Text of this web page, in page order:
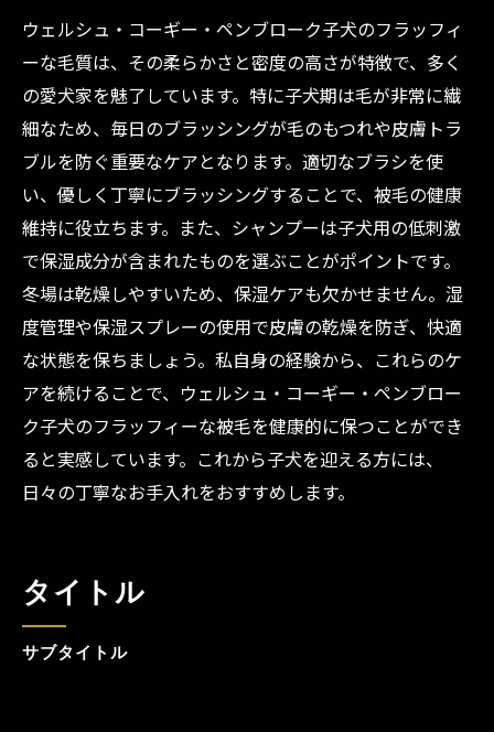
タイトル
冬の乾燥からコーギー子犬の毛を守るための必
須対策ポイント
初めて迎える方必見！コーギー子犬の毛質ケア
入門
ブリーダー直伝：子犬の毛質ケアで気をつける
べき4つのポイント
ウェルシュ・コーギー・ペンブローク子犬のフラッフィ
ーな毛質は、その柔らかさと密度の高さが特徴で、多く
の愛犬家を魅了しています。特に子犬期は毛が非常に繊
細なため、毎日のブラッシングが毛のもつれや皮膚トラ
ブルを防ぐ重要なケアとなります。適切なブラシを使
い、優しく丁寧にブラッシングすることで、被毛の健康
維持に役立ちます。また、シャンプーは子犬用の低刺激
で保湿成分が含まれたものを選ぶことがポイントです。
冬場は乾燥しやすいため、保湿ケアも欠かせません。湿
度管理や保湿スプレーの使用で皮膚の乾燥を防ぎ、快適
な状態を保ちましょう。私自身の経験から、これらのケ
アを続けることで、ウェルシュ・コーギー・ペンブロー
ク子犬のフラッフィーな被毛を健康的に保つことができ
ると実感しています。これから子犬を迎える方には、
日々の丁寧なお手入れをおすすめします。
タイトル
サブタイトル